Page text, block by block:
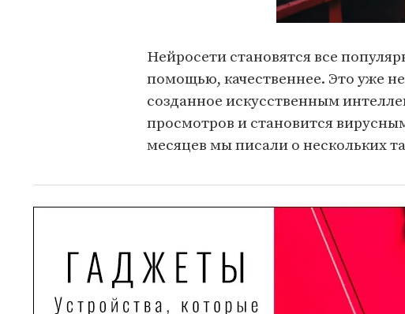
Нейросети становятся все
помощью, качественнее. Это уже
созданное искусственным
просмотров и становится
месяцев мы писали о нескольких